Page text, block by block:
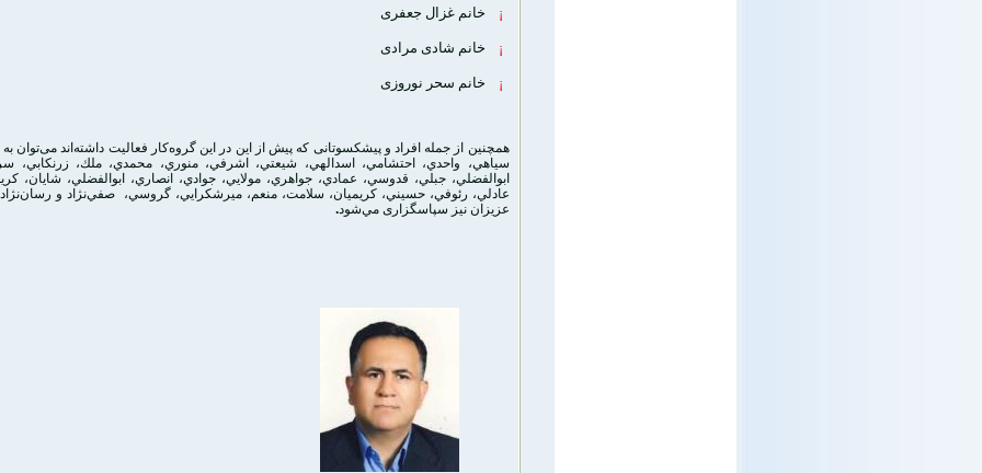
¡ خانم غزال جعفری
¡ خانم شادی مرادی
¡ خانم سحر نوروزی
همچنين از جمله افراد و پیشکسوتانی که پیش از این در این گروه‌کار فعالیت داشته‌اند می‌توان به
سياهي، واحدي، احتشامي، اسدالهي، شيعتي، اشرفي، منوري، محمدي، ملك، زرنكابي،
ابوالفضلي، جبلي، قدوسي، عمادي، جواهري، مولايي، جوادي، انصاري، ابوالفضلي، شايان،
عادلي، رئوفي، حسيني، كريميان، سلامت، منعم، ميرشكرايي، گروسي، صفي‌نژاد و رسان‌نژاد
عزیزان نیز سپاسگزاری مي‌شود.